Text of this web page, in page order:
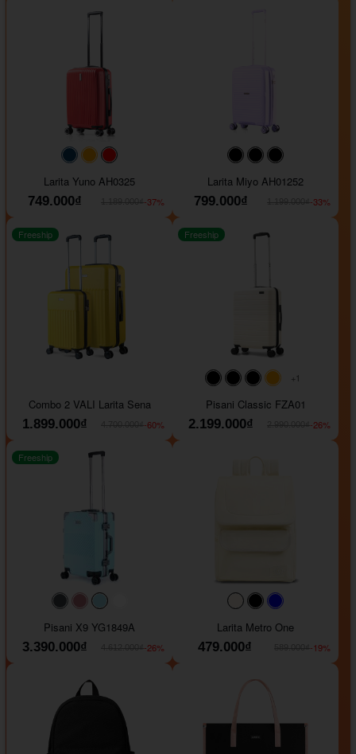
#093f69#ffa500
Larita Yuno AH0325
749.000₫
-37%
#000000#000000
Larita Miyo AH01252
799.000₫
-33%
Freeship
Combo 2 VALI Larita Sena
1.899.000₫
-60%
#000000#000000
#000000
#ffa500
+1
Freeship
Pisani Classic FZA01
2.199.000₫
-26%
#40454a#b76e79
#9ad8e7
Freeship
Pisani X9 YG1849A
3.390.000₫
-26%
#faf0e6#000000
Larita Metro One
479.000₫
-19%